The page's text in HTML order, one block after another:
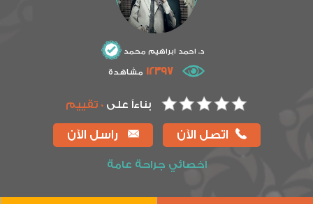
د. احمد ابراهيم محمد
12397 مشاهدة
بناءاً على 0 تقييم
اتصل الآن راسل الآن
اخصائي جراحة عامة